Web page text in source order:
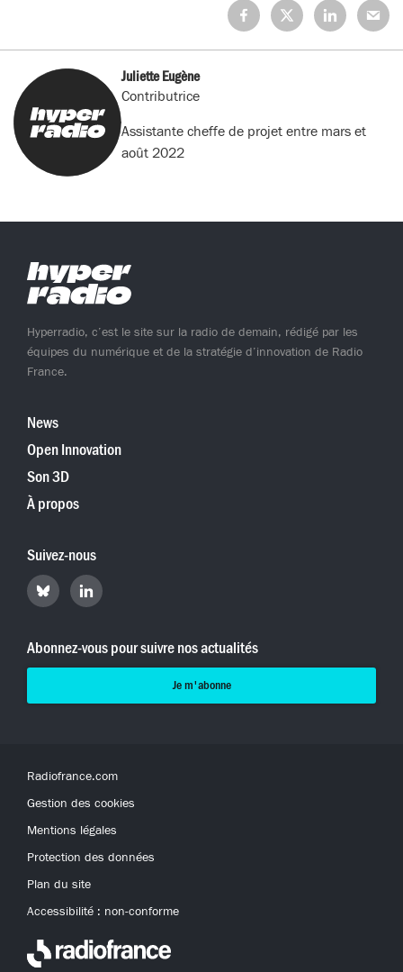
Partagez
sur
Facebook
Partagez
sur
X
Partagez
sur
LinkedIn
sur
Mail
Juliette Eugène
Contributrice
Assistante cheffe de projet entre mars et
août 2022
Hyperradio, c’est le site sur la radio de demain, rédigé par les
équipes du numérique et de la stratégie d’innovation de Radio
France.
News
Open Innovation
Son 3D
À propos
Suivez-nous
Retrouvez
Hyperradio
Bluesky
Retrouvez
Hyperradio
LinkedIn
Abonnez-vous pour suivre nos actualités
Je m'abonne
Radiofrance.com
Gestion des cookies
Mentions légales
Protection des données
Plan du site
Accessibilité : non-conforme